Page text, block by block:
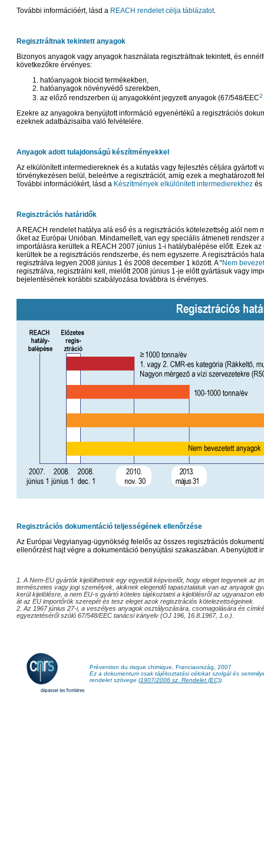
További információért, lásd a REACH rendelet célja táblázatot.
Regisztráltnak tekintett anyagok
Bizonyos anyagok vagy anyagok használata regisztráltnak tekintett, és
következőkre érvényes:
hatóanyagok biocid termékekben,
hatóanyagok növényvédő szerekben,
az előző rendszerben új anyagokként jegyzett anyagok (67/548/EEC2
Ezekre az anyagokra benyújtott információ egyenértékű a regisztrációs
ezeknek adatbázisaiba való felvételére.
Anyagok adott tulajdonságú készítményekkel
Az elkülönített intermediereknek és a kutatás vagy fejlesztés céljára
törvénykezésen belül, beleértve a regisztrációt, amíg ezek a meghatározott
További információkért, lásd a Készítmények elkülönített intermedierekhez és
Regisztrációs határidők
A REACH rendelet hatálya alá eső és a regisztrációs kötelezettség alól
őket az Európai Unióban. Mindamellett, van egy speciális átmeneti
importálásra kerültek a REACH 2007 június 1-i hatálybalépése előtt. Ezek az
kerültek be a regisztrációs rendszerbe, és nem egyszerre. A regisztrációs
regisztrálva legyen 2008 június 1 és 2008 december 1 között. A “Nem
regisztrálva, regisztrálni kell, mielőtt 2008 június 1-je előtt gyártásuk vagy
bejelentésének korábbi szabályozása továbbra is érvényes.
Regisztrációs dokumentáció teljességének ellenőrzése
Az Európai Vegyianyag-ügynökség felelős az összes regisztrációs
ellenőrzést hajt végre a dokumentáció benyújtási szakaszában. A
1. A Nem-EU gyártók kijelölhetnek egy egyedüli képviselőt, hogy eleget tegyenek az
természetes vagy jogi személyek, akiknek elegendő tapasztalatuk van az anyagok
kerül kijelölésre, a nem EU-s gyártó köteles tájékoztatni a kijelölésről az ugyanazon
át az EU importőrök szerepét és tesz eleget azok regisztrációs kötelezettségeinek.
2. Az 1967 június 27-i, a veszélyes anyagok osztályozására, csomagolására és
egyeztetéséről szóló 67/548/EEC tanácsi irányelv (OJ 196, 16.8.1967, 1.o.).
Prévention du risque chimique, Franciaország, 2007
Ez a dokumentum csak tájékoztatási célokat szolgál és
rendelet szövege (1907/2006 sz. Rendelet (EC)).